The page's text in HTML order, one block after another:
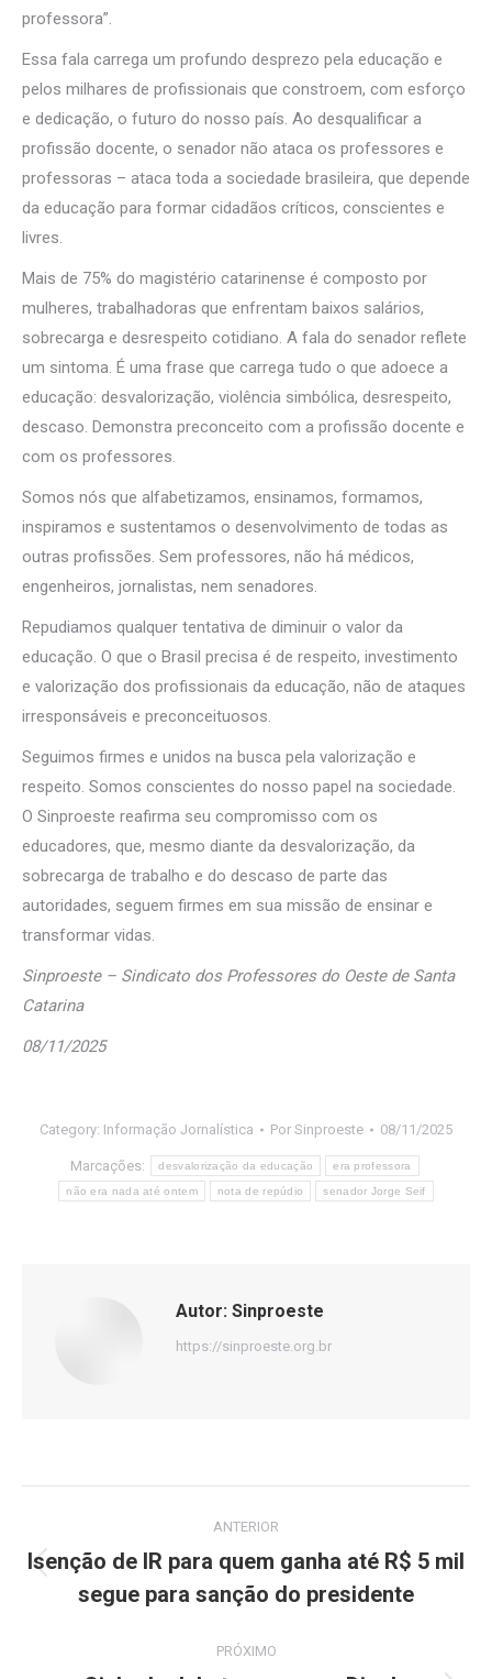
professora”.
Essa fala carrega um profundo desprezo pela educação e
pelos milhares de profissionais que constroem, com esforço
e dedicação, o futuro do nosso país. Ao desqualificar a
profissão docente, o senador não ataca os professores e
professoras – ataca toda a sociedade brasileira, que depende
da educação para formar cidadãos críticos, conscientes e
livres.
Mais de 75% do magistério catarinense é composto por
mulheres, trabalhadoras que enfrentam baixos salários,
sobrecarga e desrespeito cotidiano. A fala do senador reflete
um sintoma. É uma frase que carrega tudo o que adoece a
educação: desvalorização, violência simbólica, desrespeito,
descaso. Demonstra preconceito com a profissão docente e
com os professores.
Somos nós que alfabetizamos, ensinamos, formamos,
inspiramos e sustentamos o desenvolvimento de todas as
outras profissões. Sem professores, não há médicos,
engenheiros, jornalistas, nem senadores.
Repudiamos qualquer tentativa de diminuir o valor da
educação. O que o Brasil precisa é de respeito, investimento
e valorização dos profissionais da educação, não de ataques
irresponsáveis e preconceituosos.
Seguimos firmes e unidos na busca pela valorização e
respeito. Somos conscientes do nosso papel na sociedade.
O Sinproeste reafirma seu compromisso com os
educadores, que, mesmo diante da desvalorização, da
sobrecarga de trabalho e do descaso de parte das
autoridades, seguem firmes em sua missão de ensinar e
transformar vidas.
Sinproeste – Sindicato dos Professores do Oeste de Santa
Catarina
08/11/2025
Category: Informação Jornalística Por Sinproeste 08/11/2025
Marcações: desvalorização da educação era professora
não era nada até ontem nota de repúdio senador Jorge Seif
Autor: Sinproeste
https://sinproeste.org.br
de
post:
ANTERIOR
Post
anterior:
Isenção de IR para quem ganha até R$ 5 mil
segue para sanção do presidente
PRÓXIMO